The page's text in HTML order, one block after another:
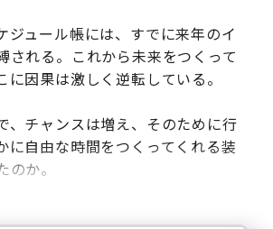
ュール帳には、すでに来年のイ
れる。これから未来をつくって
因果は激しく逆転している。
、チャンスは増え、そのために行
自由な時間をつくってくれる装
か。